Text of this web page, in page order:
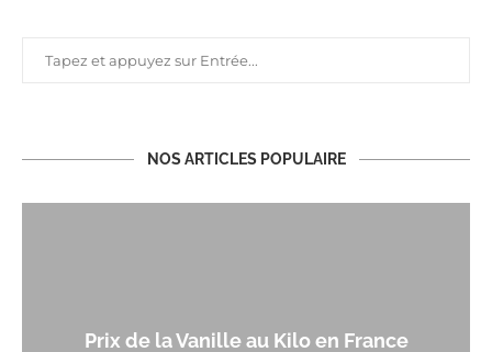
NOS ARTICLES POPULAIRE
Prix de la Vanille au Kilo en France